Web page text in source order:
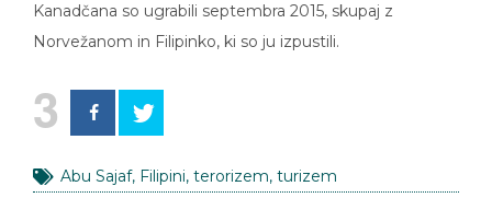
Kanadčana so ugrabili septembra 2015, skupaj z
Norvežanom in Filipinko, ki so ju izpustili.
3
Abu Sajaf, Filipini, terorizem, turizem